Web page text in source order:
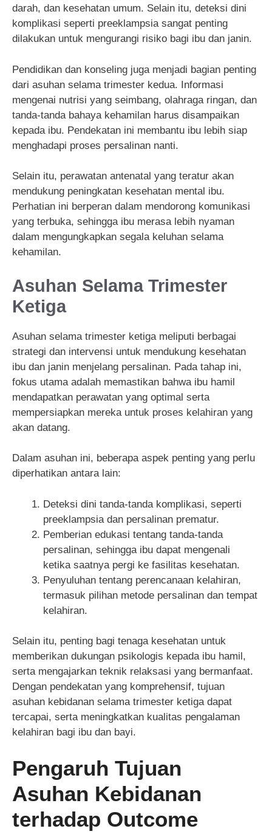
darah, dan kesehatan umum. Selain itu, deteksi dini
komplikasi seperti preeklampsia sangat penting
dilakukan untuk mengurangi risiko bagi ibu dan janin.
Pendidikan dan konseling juga menjadi bagian penting
dari asuhan selama trimester kedua. Informasi
mengenai nutrisi yang seimbang, olahraga ringan, dan
tanda-tanda bahaya kehamilan harus disampaikan
kepada ibu. Pendekatan ini membantu ibu lebih siap
menghadapi proses persalinan nanti.
Selain itu, perawatan antenatal yang teratur akan
mendukung peningkatan kesehatan mental ibu.
Perhatian ini berperan dalam mendorong komunikasi
yang terbuka, sehingga ibu merasa lebih nyaman
dalam mengungkapkan segala keluhan selama
kehamilan.
Asuhan Selama Trimester
Ketiga
Asuhan selama trimester ketiga meliputi berbagai
strategi dan intervensi untuk mendukung kesehatan
ibu dan janin menjelang persalinan. Pada tahap ini,
fokus utama adalah memastikan bahwa ibu hamil
mendapatkan perawatan yang optimal serta
mempersiapkan mereka untuk proses kelahiran yang
akan datang.
Dalam asuhan ini, beberapa aspek penting yang perlu
diperhatikan antara lain:
Deteksi dini tanda-tanda komplikasi, seperti
preeklampsia dan persalinan prematur.
Pemberian edukasi tentang tanda-tanda
persalinan, sehingga ibu dapat mengenali
ketika saatnya pergi ke fasilitas kesehatan.
Penyuluhan tentang perencanaan kelahiran,
termasuk pilihan metode persalinan dan tempat
kelahiran.
Selain itu, penting bagi tenaga kesehatan untuk
memberikan dukungan psikologis kepada ibu hamil,
serta mengajarkan teknik relaksasi yang bermanfaat.
Dengan pendekatan yang komprehensif, tujuan
asuhan kebidanan selama trimester ketiga dapat
tercapai, serta meningkatkan kualitas pengalaman
kelahiran bagi ibu dan bayi.
Pengaruh Tujuan
Asuhan Kebidanan
terhadap Outcome